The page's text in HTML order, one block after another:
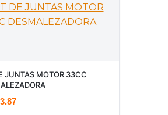
JUNTAS MOTOR 33CC
3.87